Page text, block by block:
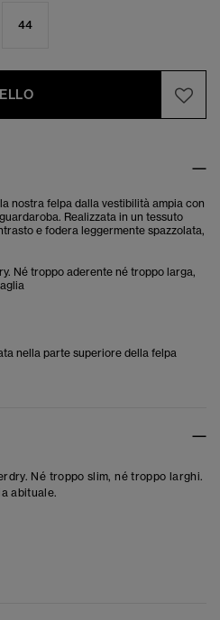
44
nostra felpa dalla vestibilità ampia con
Realizzata in un tessuto
e fodera leggermente spazzolata,
Né troppo aderente né troppo larga,
nella parte superiore della felpa
Né troppo slim, né troppo larghi.
abituale.